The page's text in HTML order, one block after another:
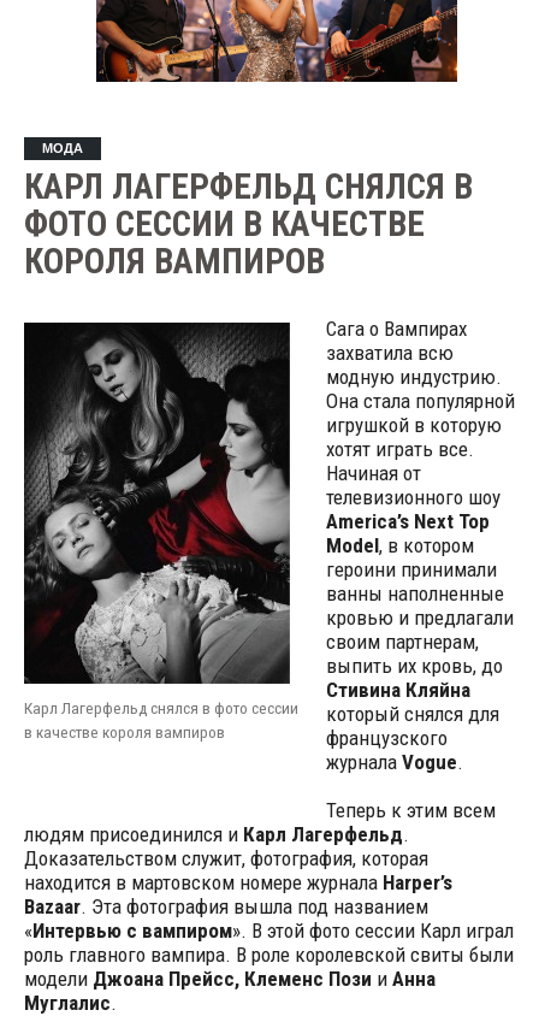
МОДА
КАРЛ ЛАГЕРФЕЛЬД СНЯЛСЯ В
ФОТО СЕССИИ В КАЧЕСТВЕ
КОРОЛЯ ВАМПИРОВ
Карл Лагерфельд снялся в фото сессии
в качестве короля вампиров
Сага о Вампирах
захватила всю
модную индустрию.
Она стала популярной
игрушкой в которую
хотят играть все.
Начиная от
телевизионного шоу
America’s Next Top
Model, в котором
героини принимали
ванны наполненные
кровью и предлагали
своим партнерам,
выпить их кровь, до
Стивина Кляйна
который снялся для
французского
журнала Vogue.
Теперь к этим всем
людям присоединился и Карл Лагерфельд.
Доказательством служит, фотография, которая
находится в мартовском номере журнала Harper’s
Bazaar. Эта фотография вышла под названием
«Интервью с вампиром». В этой фото сессии Карл играл
роль главного вампира. В роле королевской свиты были
модели Джоана Прейсс, Клеменс Пози и Анна
Муглалис.